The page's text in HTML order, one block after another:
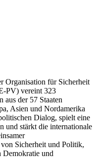
Organisation für Sicherheit
PV) vereint 323
aus der 57 Staaten
Asien und Nordamerika
Dialog, spielt eine
und stärkt die internationale
Sicherheit und Politik,
und